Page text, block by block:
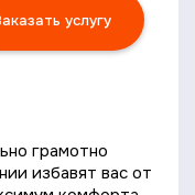
услугу
грамотно
избавят вас от